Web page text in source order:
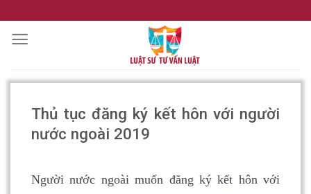
to
content
Thủ tục đăng ký kết hôn với người
nước ngoài 2019
Người nước ngoài muốn đăng ký kết hôn với